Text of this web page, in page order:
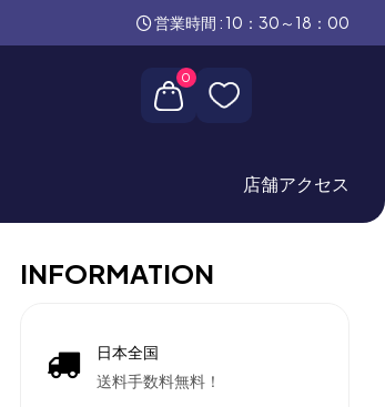
営業時間 : 10：30～18：00
0
店舗アクセス
INFORMATION
日本全国
送料手数料無料！